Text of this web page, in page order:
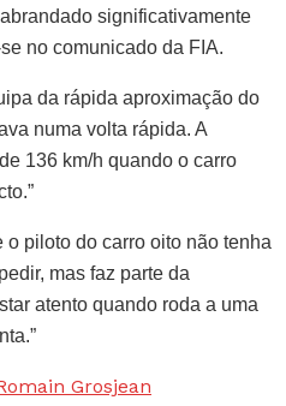
significativamente
no comunicado da FIA.
da rápida aproximação do
numa volta rápida. A
136 km/h quando o carro
o piloto do carro oito não tenha
mas faz parte da
atento quando roda a uma
Grosjean